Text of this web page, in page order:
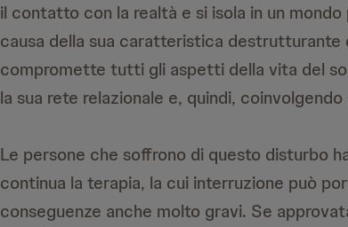
il contatto con la realtà e si isola in un
causa della sua caratteristica destrutturante
compromette tutti gli aspetti della vita del
la sua rete relazionale e, quindi,
Le persone che soffrono di questo disturbo
continua la terapia, la cui interruzione può
conseguenze anche molto gravi. Se